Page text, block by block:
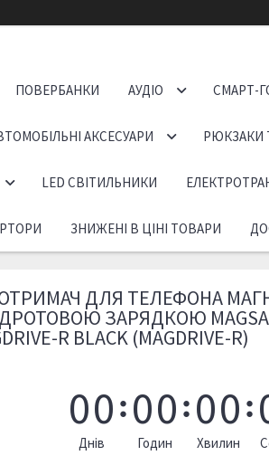
ПОВЕРБАНКИ АУДІО СМАРТ-
АКСЕСУАРИ РЮКЗАКИ
LED СВІТИЛЬНИКИ
ЗНИЖЕНІ В ЦІНІ ТОВАРИ
ДЛЯ ТЕЛЕФОНА
ЗАРЯДКОЮ
R BLACK (MAGDRIVE-R)
00
Днів
00
Годин
00
Хвилин